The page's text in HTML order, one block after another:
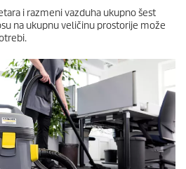
i razmeni vazduha ukupno šest
na ukupnu veličinu prostorije može